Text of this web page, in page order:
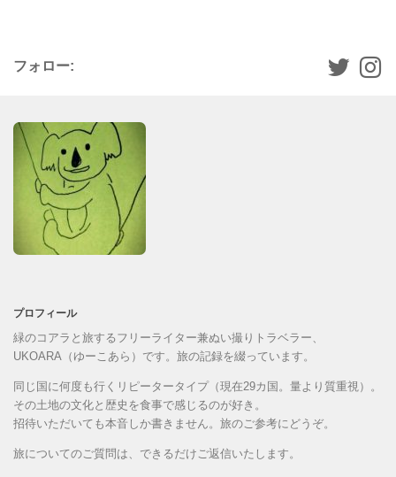
フォロー:
プロフィール
緑のコアラと旅するフリーライター兼ぬい撮りトラベラー、
UKOARA（ゆーこあら）です。旅の記録を綴っています。
同じ国に何度も行くリピータータイプ（現在29カ国。量より質重視）。
その土地の文化と歴史を食事で感じるのが好き。
招待いただいても本音しか書きません。旅のご参考にどうぞ。
旅についてのご質問は、できるだけご返信いたします。